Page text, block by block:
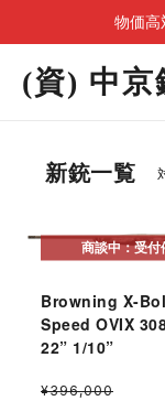
物価高
(資) 中京
新銃一覧
商談中：受付
Browning X-
Speed OVIX
22” 1/10”
¥396,000